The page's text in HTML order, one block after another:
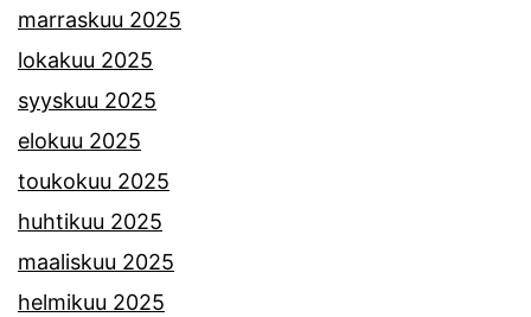
marraskuu 2025
lokakuu 2025
syyskuu 2025
elokuu 2025
toukokuu 2025
huhtikuu 2025
maaliskuu 2025
helmikuu 2025